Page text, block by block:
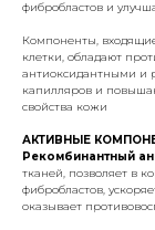
фибробластов и
Компоненты,
клетки, обладают
антиоксидантными и
капилляров и
свойства кожи
АКТИВНЫЕ
Рекомбинантный
тканей, позволяет в
фибробластов,
оказывает